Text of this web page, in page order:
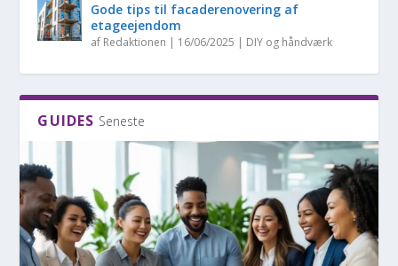
Gode tips til facaderenovering af
etageejendom
af Redaktionen | 16/06/2025 | DIY og håndværk
GUIDES Seneste